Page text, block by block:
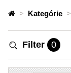
> Kategórie >
Filter 0